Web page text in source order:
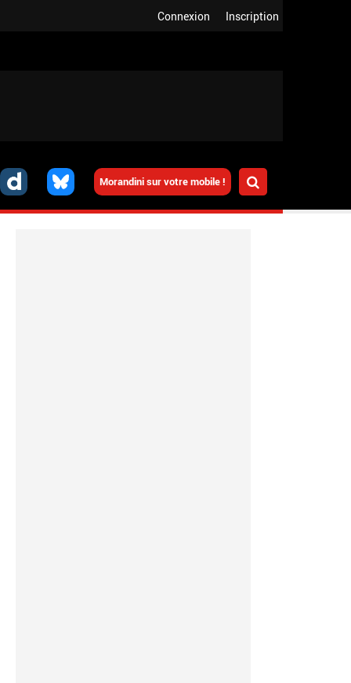
Inscription
Connexion
Morandini sur votre mobile !